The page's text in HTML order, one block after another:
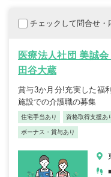
チェックして問合せ・
医療法人社団 美誠
田谷大蔵
賞与3か月分!充実した福
施設での介護職の募集
住宅手当あり 資格取得支援あ
ボーナス・賞与あり